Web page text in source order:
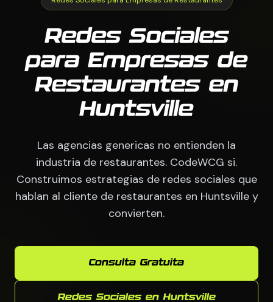
Redes Sociales
para Empresas de
Restaurantes en
Huntsville
Las agencias genericas no entienden la
industria de restaurantes. CodeWCG si.
Construimos estrategias de redes sociales que
hablan al cliente de restaurantes en Huntsville y
convierten.
Consulta Gratuita
Redes Sociales en Huntsville